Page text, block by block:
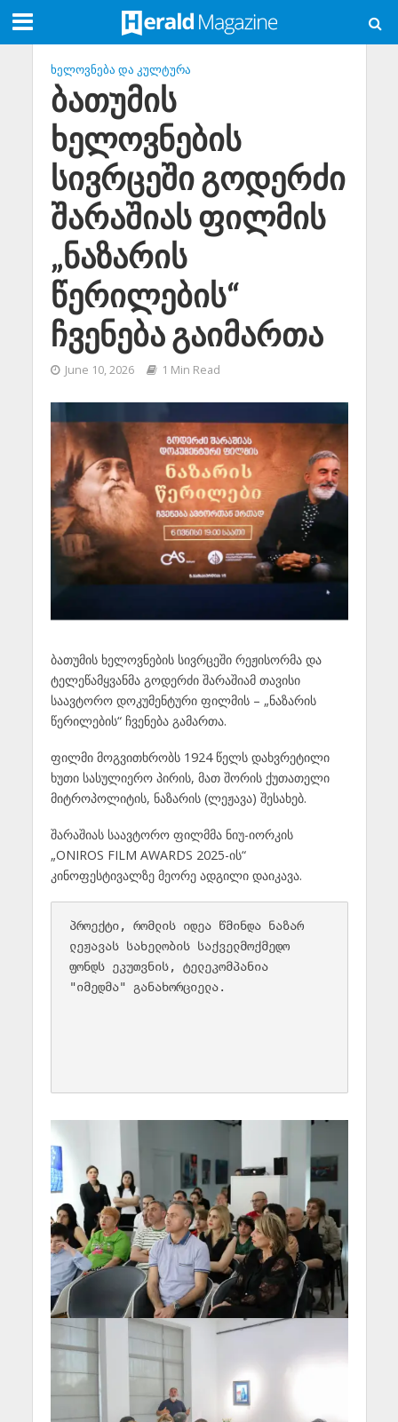
ᲮᲔᲚᲝᲕᲜᲔᲑᲐ ᲓᲐ ᲙᲣᲚᲢᲣᲠᲐ
ბათუმის
ხელოვნების
სივრცეში გოდერძი
შარაშიას ფილმის
„ნაზარის
წერილების“
ჩვენება გაიმართა
June 10, 2026 1 Min Read
ბათუმის ხელოვნების სივრცეში რეჟისორმა და
ტელეწამყვანმა გოდერძი შარაშიამ თავისი
საავტორო დოკუმენტური ფილმის – „ნაზარის
წერილების“ ჩვენება გამართა.
ფილმი მოგვითხრობს 1924 წელს დახვრეტილი
ხუთი სასულიერო პირის, მათ შორის ქუთათელი
მიტროპოლიტის, ნაზარის (ლეჟავა) შესახებ.
შარაშიას საავტორო ფილმმა ნიუ-იორკის
„ONIROS FILM AWARDS 2025-ის“
კინოფესტივალზე მეორე ადგილი დაიკავა.
პროექტი, რომლის იდეა წმინდა ნაზარ
ლეჟავას სახელობის საქველმოქმედო
ფონდს ეკუთვნის, ტელეკომპანია
"იმედმა" განახორციელა.